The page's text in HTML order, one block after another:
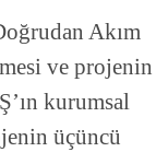
Akım
ve projenin
kurumsal
üçüncü